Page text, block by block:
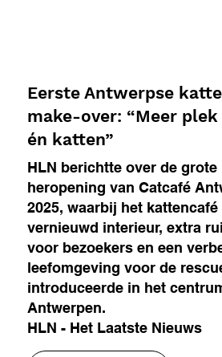
Eerste Antwerpse
make-over: “Meer
én katten”
HLN berichtte over de grote
heropening van Catcafé
2025, waarbij het kattencafé
vernieuwd interieur, extra
voor bezoekers en een
leefomgeving voor de
introduceerde in het
Antwerpen.
HLN - Het Laatste Nieuws